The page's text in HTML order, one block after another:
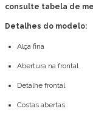
consulte tabela de
Detalhes do modelo:
Alça fina
Abertura na frontal
Detalhe frontal
Costas abertas